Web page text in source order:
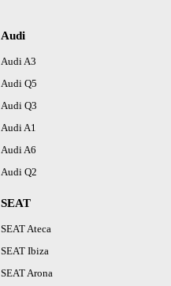
Audi
Audi A3
Audi Q5
Audi Q3
Audi A1
Audi A6
Audi Q2
SEAT
SEAT Ateca
SEAT Ibiza
SEAT Arona